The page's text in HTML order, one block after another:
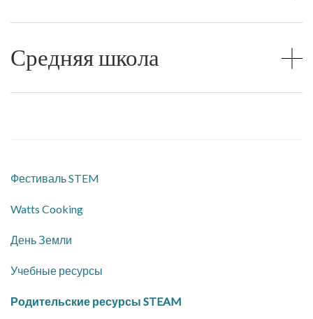
Средняя школа
Фестиваль STEM
Watts Cooking
День Земли
Учебные ресурсы
Родительские ресурсы STEAM